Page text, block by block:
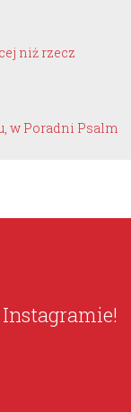
niż rzecz
w Poradni Psalm